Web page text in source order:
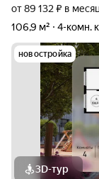
от 89 132 ₽ в месяц
106,9 м²
4-комн.
новостройка
3D-тур